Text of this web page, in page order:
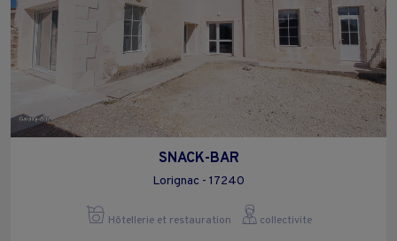
SNACK-BAR
Lorignac - 17240
Hôtellerie et restauration collectivite